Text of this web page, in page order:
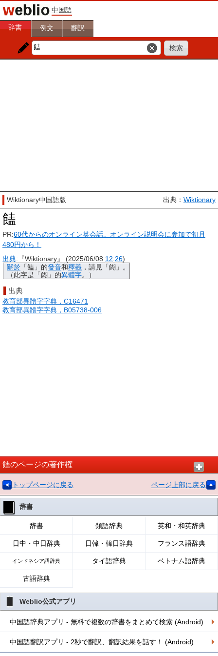
中国語
辞書 例文 翻訳
Wiktionary中国語版 出典： Wiktionary
䭍
PR:60代からのオンライン英会話。オンライン説明会に参加で初月
480円から！
出典:『Wiktionary』 (2025/06/08 12:26)
關於 「䭍 」的發音和釋義 ，請見「餬 」。
（此字是「餬 」的異體字。）
出典
教育部異體字字典，C16471
教育部異體字字典，B05738-006
䭍のページの著作権
トップページに戻る ページ上部に戻る
辞書
辞書 類語辞典 英和・和英辞典
日中・中日辞典 日韓・韓日辞典 フランス語辞典
インドネシア語辞典 タイ語辞典 ベトナム語辞典
古語辞典
Weblio公式アプリ
中国語辞典アプリ - 無料で複数の辞書をまとめて検索 (Android)
中国語翻訳アプリ - 2秒で翻訳、翻訳結果を話す！ (Android)